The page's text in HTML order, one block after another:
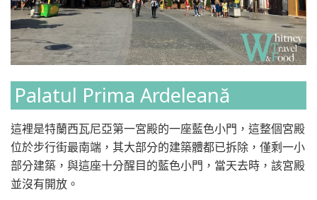
Palatul Prima Ardeleană
這裡是特蘭西瓦尼亞第一宮殿的一座藍色小門，這整個宮殿
位於步行街最南端，其大部分的建築體都已拆除，僅剩一小
部分建築，與這座十分醒目的藍色小門，當天去時，該宮殿
並沒有開放。